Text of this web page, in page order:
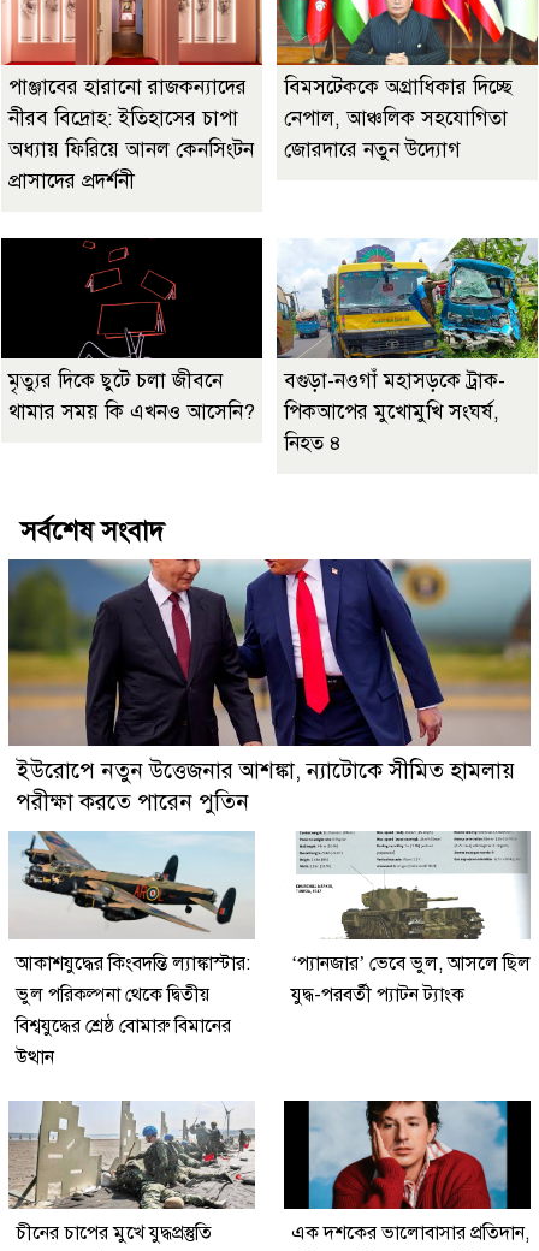
পাঞ্জাবের হারানো রাজকন্যাদের
নীরব বিদ্রোহ: ইতিহাসের চাপা
অধ্যায় ফিরিয়ে আনল কেনসিংটন
প্রাসাদের প্রদর্শনী
বিমসটেককে অগ্রাধিকার দিচ্ছে
নেপাল, আঞ্চলিক সহযোগিতা
জোরদারে নতুন উদ্যোগ
মৃত্যুর দিকে ছুটে চলা জীবনে
থামার সময় কি এখনও আসেনি?
বগুড়া-নওগাঁ মহাসড়কে ট্রাক-
পিকআপের মুখোমুখি সংঘর্ষ,
নিহত ৪
সর্বশেষ সংবাদ
ইউরোপে নতুন উত্তেজনার আশঙ্কা, ন্যাটোকে সীমিত হামলায়
পরীক্ষা করতে পারেন পুতিন
আকাশযুদ্ধের কিংবদন্তি ল্যাঙ্কাস্টার:
ভুল পরিকল্পনা থেকে দ্বিতীয়
বিশ্বযুদ্ধের শ্রেষ্ঠ বোমারু বিমানের
উত্থান
‘প্যানজার’ ভেবে ভুল, আসলে ছিল
যুদ্ধ-পরবর্তী প্যাটন ট্যাংক
চীনের চাপের মুখে যুদ্ধপ্রস্তুতি
এক দশকের ভালোবাসার প্রতিদান,